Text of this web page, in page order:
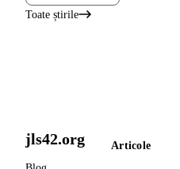
Toate știrile
jls42.org Articole